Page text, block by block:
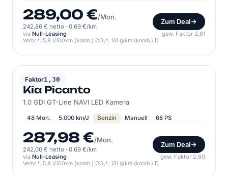
289,00 €/Mon.
242,86 € netto · 0,69 €/km
Zum Deal
via Null-Leasing gew. Faktor 2,61
Verbr.*: 5.8 l/100km (komb.) CO₂*: 131 g/km (komb.) D
Faktor1,30
KIA
Kia Picanto
1.0 GDI GT-Line NAVI LED Kamera
48 Mon. 5.000 km/J Benzin Manuell 68 PS
287,98 €/Mon.
242,00 € netto · 0,69 €/km
Zum Deal
via Null-Leasing gew. Faktor 2,60
Verbr.*: 5.8 l/100km (komb.) CO₂*: 131 g/km (komb.) D